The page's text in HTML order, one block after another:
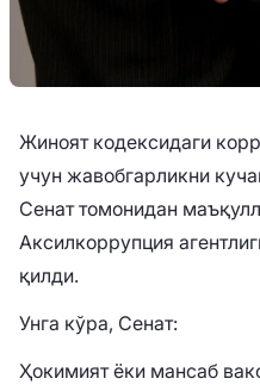
Жиноят кодексидаги
учун жавобгарликни
Сенат томонидан
Аксилкоррупция
қилди.
Унга кўра, Сенат:
Ҳокимият ёки мансаб